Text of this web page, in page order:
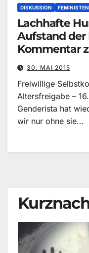
DISKUSSION FEMINISTEN
Lachhafte
Aufstand der
Kommentar
von30. MAI 2015
Freiwillige
Altersfreigabe – 16.
Genderista hat
wir nur ohne sie…